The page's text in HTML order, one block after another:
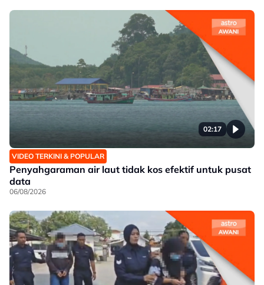
02:17
VIDEO TERKINI & POPULAR
Penyahgaraman air laut tidak kos efektif untuk pusat
data
06/08/2026